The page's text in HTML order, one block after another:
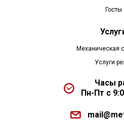
Госты
Механическая
Услуги
Часы
Пн-Пт с